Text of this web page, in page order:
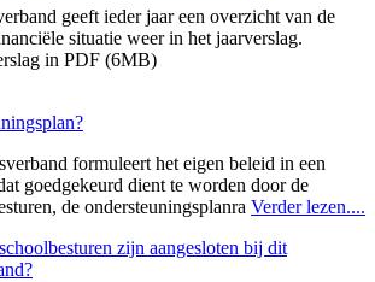
geeft ieder jaar een overzicht van de
situatie weer in het jaarverslag.
in PDF (6MB)
formuleert het eigen beleid in een
goedgekeurd dient te worden door de
de ondersteuningsplanra Verder lezen....
zijn aangesloten bij dit